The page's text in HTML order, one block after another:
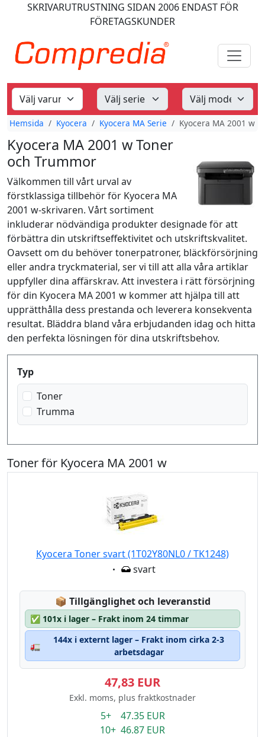
SKRIVARUTRUSTNING SIDAN 2006ENDAST FÖR
FÖRETAGSKUNDER
Hemsida Kyocera Kyocera MA Serie Kyocera MA 2001 w
Kyocera MA 2001 w Toner
och Trummor
Välkommen till vårt urval av
förstklassiga tillbehör för Kyocera MA
2001 w-skrivaren. Vårt sortiment
inkluderar nödvändiga produkter designade för att
förbättra din utskriftseffektivitet och utskriftskvalitet.
Oavsett om du behöver tonerpatroner, bläckförsörjning
eller andra tryckmaterial, ser vi till att alla våra artiklar
uppfyller dina affärskrav. Att investera i rätt försörjning
för din Kyocera MA 2001 w kommer att hjälpa till att
upprätthålla dess prestanda och leverera konsekventa
resultat. Bläddra bland våra erbjudanden idag och hitta
den perfekta lösningen för dina utskriftsbehov.
Produktfilter
Typ
Toner
Trumma
Toner för Kyocera MA 2001 w
Kyocera Toner svart (1T02Y80NL0 / TK1248)
Eigenschaft:
svart
📦 Lagerstatus:
Tillgänglighet och leveranstid
✅ 101x i lager – Frakt inom 24 timmar
🚛
144x i externt lager – Frakt inom cirka 2-3
arbetsdagar
47,83 EUR
Exkl. moms, plus fraktkostnader
5+ 47.35 EUR
10+ 46.87 EUR